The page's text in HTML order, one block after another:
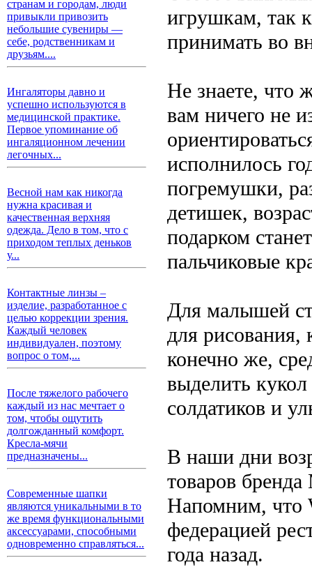
странам и городам, люди
привыкли привозить
небольшие сувениры —
себе, родственникам и
друзьям....
Ингаляторы давно и
успешно используются в
медицинской практике.
Первое упоминание об
ингаляционном лечении
легочных...
Весной нам как никогда
нужна красивая и
качественная верхняя
одежда. Дело в том, что с
приходом теплых деньков
у...
Контактные линзы –
изделие, разработанное с
целью коррекции зрения.
Каждый человек
индивидуален, поэтому
вопрос о том,...
После тяжелого рабочего
каждый из нас мечтает о
том, чтобы ощутить
долгожданный комфорт.
Кресла-мячи
предназначены...
Современные шапки
являются уникальными в то
же время функциональными
аксессуарами, способными
одновременно справляться...
игрушкам, так
принимать во
Не знаете, что
вам ничего не
исполнилось
погремушки,
детишек,
подарком
пальчиковые
Для малышей
для
конечно же,
выделить
солдатиков и
В наши дни
товаров
Напомним, что
федерацией
года назад.